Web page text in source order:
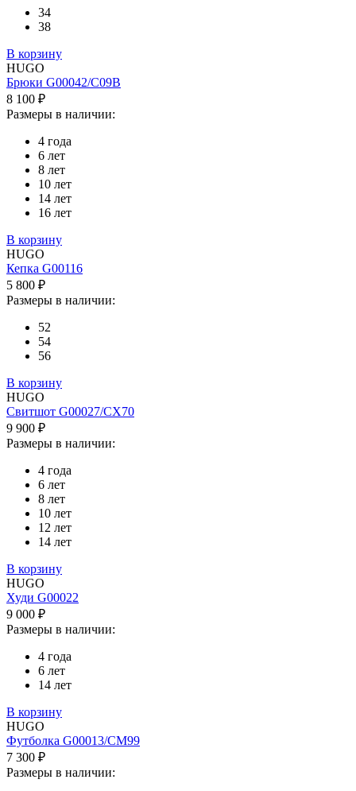
34
38
В корзину
HUGO
Брюки G00042/C09B
8 100 ₽
Размеры в наличии:
4 года
6 лет
8 лет
10 лет
14 лет
16 лет
В корзину
HUGO
Кепка G00116
5 800 ₽
Размеры в наличии:
52
54
56
В корзину
HUGO
Свитшот G00027/CX70
9 900 ₽
Размеры в наличии:
4 года
6 лет
8 лет
10 лет
12 лет
14 лет
В корзину
HUGO
Худи G00022
9 000 ₽
Размеры в наличии:
4 года
6 лет
14 лет
В корзину
HUGO
Футболка G00013/CM99
7 300 ₽
Размеры в наличии: